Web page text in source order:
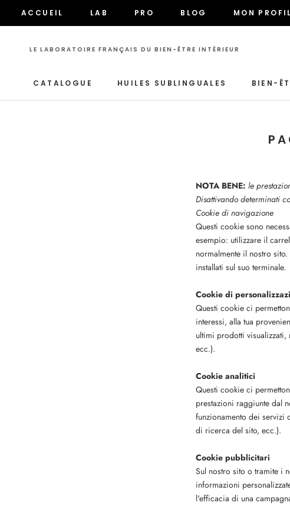
ACCUEIL LAB PRO BLOG MON PROFIL
LE LABORATOIRE FRANÇAIS DU BIEN-ÊTRE INTÉRIEUR
CATALOGUE
HUILES SUBLINGUALES BIEN-
NOTA BENE: le
Disattivando determinati
Cookie di navigazione
Questi cookie sono
esempio: utilizzare il
normalmente il nostro
installati sul suo terminale.
Cookie di
Questi cookie ci
interessi, alla tua
ultimi prodotti
ecc.).
Cookie analitici
Questi cookie ci
prestazioni raggiunte dal
funzionamento dei servizi
di ricerca del sito, ecc.).
Cookie pubblicitari
Sul nostro sito o tramite i
informazioni
l'efficacia di una